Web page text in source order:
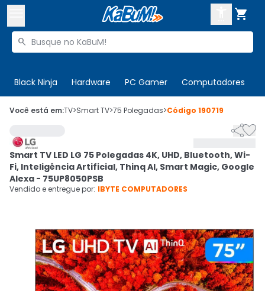

Buscar produtos

Black Ninja Hardware PC Gamer Computadores
 Olá. Acesse sua conta

Cupons
Mais Vendidos
CADASTRE-SE
Você está em:TV>Smart TV>75 Polegadas>Código 190719

Smart TV LED LG 75 Polegadas 4K, UHD, Bluetooth, Wi-
Fi, Inteligência Artificial, Thinq AI, Smart Magic, Google
Alexa - 75UP8050PSB
Vendido e entregue por: IBYTE COMPUTADORES